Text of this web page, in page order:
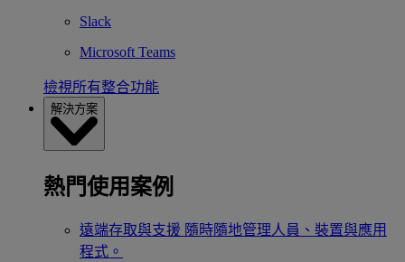
Slack
Microsoft Teams
檢視所有整合功能
解決方案
熱門使用案例
遠端存取與支援 隨時隨地管理人員、裝置與應用
程式。